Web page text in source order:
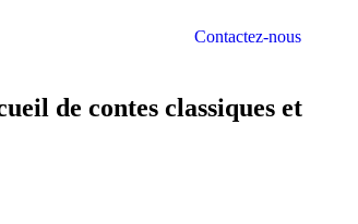
Contactez-nous
de contes classiques et